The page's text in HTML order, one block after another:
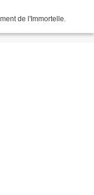
de l'Immortelle.